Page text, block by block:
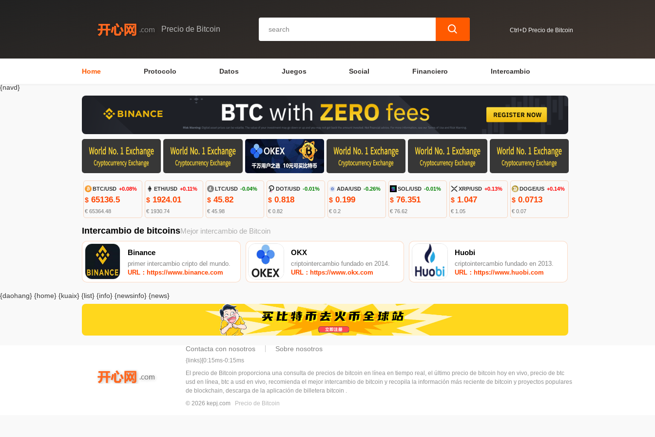
Precio de Bitcoin Ctrl+D Precio de Bitcoin
Home Protocolo Datos Juegos Social Financiero Intercambio
{navd}
BTC/USD +0.08%
$ 65136.5
€ 65364.48
ETH/USD +0.11%
$1924.01
€ 1930.74
LTC/USD -0.04%
$45.82
€ 45.98
DOT/USD -0.01%
$0.818
€ 0.82
ADA/USD -0.26%
$0.199
€ 0.2
SOL/USD -0.01%
$ 76.351
€ 76.62
XRP/USD +0.13%
$ 1.047
€ 1.05
DOGE/US +0.14%
$ 0.0713
€ 0.07
Intercambio de bitcoinsMejor intercambio de Bitcoin
Binance
primer intercambio cripto del mundo.
URL：https://www.binance.com
OKX
criptointercambio fundado en 2014.
URL：https://www.okx.com
Huobi
criptointercambio fundado en 2013.
URL：https://www.huobi.com
{daohang} {home} {kuaix} {list} {info} {newsinfo} {news}
Contacta con nosotros Sobre nosotros
{links}[0:15ms-0:15ms
El precio de Bitcoin proporciona una consulta de precios de bitcoin en línea en tiempo real, el último precio de bitcoin hoy en vivo, precio de btc
usd en línea, btc a usd en vivo, recomienda el mejor intercambio de bitcoin y recopila la información más reciente de bitcoin y proyectos populares
de blockchain, descarga de la aplicación de billetera bitcoin .
© 2026 kepj.com
Precio de Bitcoin